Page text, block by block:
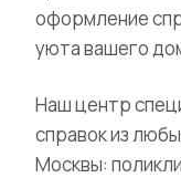
оформление
уюта вашего
Наш центр
справок из
Москвы: